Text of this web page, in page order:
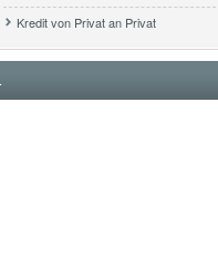
Kredit von Privat an Privat